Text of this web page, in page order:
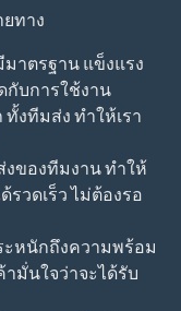
ทาง
าตรฐาน แข็งแรง
กับการใช้งาน
งทีมส่ง ทำให้เรา
ของทีมงาน ทำให้
รวดเร็ว ไม่ต้องรอ
ะหนักถึงความพร้อม
มั่นใจว่าจะได้รับ